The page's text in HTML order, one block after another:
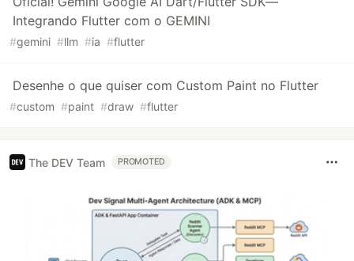
Integrando Flutter com o GEMINI
#gemini #llm #ia #flutter
Desenhe o que quiser com Custom Paint no Flutter
#custom #paint #draw #flutter
The DEV Team PROMOTED